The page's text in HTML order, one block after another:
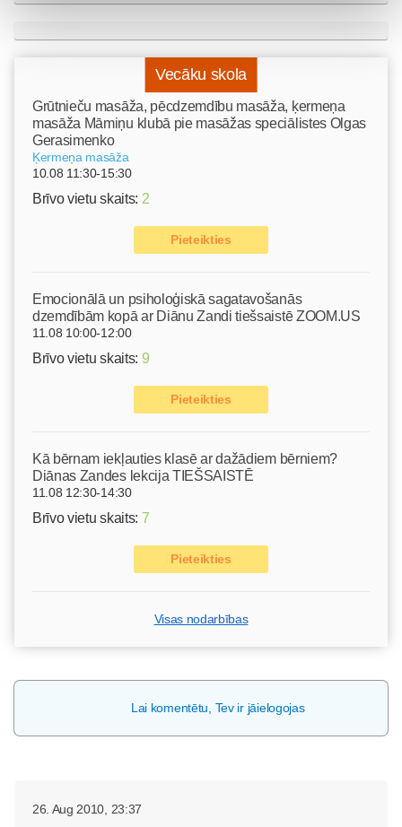
Vecāku skola
Grūtnieču masāža, pēcdzemdību masāža, ķermeņa
masāža Māmiņu klubā pie masāžas speciālistes Olgas
Gerasimenko
Ķermeņa masāža
10.08 11:30-15:30
Brīvo vietu skaits: 2
Pieteikties
Emocionālā un psiholoģiskā sagatavošanās
dzemdībām kopā ar Diānu Zandi tiešsaistē ZOOM.US
11.08 10:00-12:00
Brīvo vietu skaits: 9
Pieteikties
Kā bērnam iekļauties klasē ar dažādiem bērniem?
Diānas Zandes lekcija TIEŠSAISTĒ
11.08 12:30-14:30
Brīvo vietu skaits: 7
Pieteikties
Visas nodarbības
Lai komentētu, Tev ir jāielogojas
26. Aug 2010, 23:37